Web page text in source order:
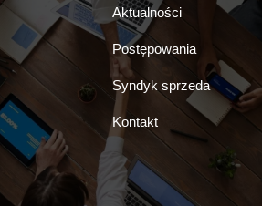
Aktualności
Postępowania
Syndyk sprzeda
Kontakt